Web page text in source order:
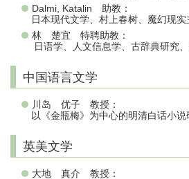
Dalmi, Katalin 助教：
日本现代文学、村上春树、魔幻现
林 楚宜 特聘助教：
日语学、人文信息学、古辞典研究
中国语言文学
川岛 优子 教授：
以《金瓶梅》为中心的明清白话小说
英美文学
大地 真介 教授：